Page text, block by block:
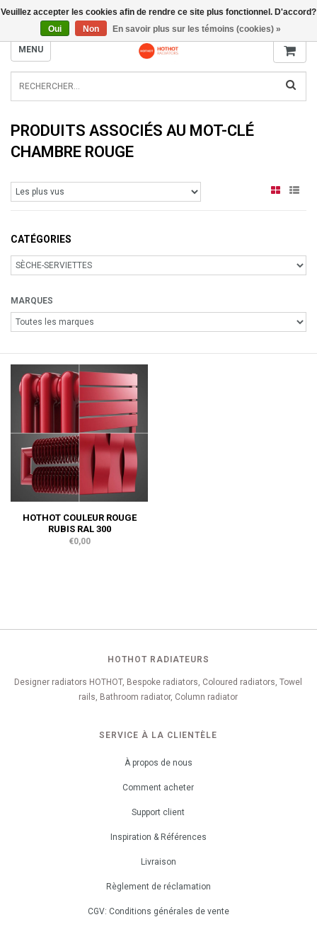
INFO@RADIATORS.SHOP
MENU
PRODUITS ASSOCIÉS AU MOT-CLÉ
CHAMBRE ROUGE
CATÉGORIES
MARQUES
HOTHOT COULEUR ROUGE
RUBIS RAL 300
€0,00
HOTHOT RADIATEURS
Designer radiators HOTHOT, Bespoke radiators, Coloured radiators, Towel
rails, Bathroom radiator, Column radiator
SERVICE À LA CLIENTÈLE
À propos de nous
Comment acheter
Support client
Inspiration & Références
Livraison
Règlement de réclamation
CGV: Conditions générales de vente
Veuillez accepter les cookies afin de rendre ce site plus fonctionnel. D'accord?
Oui
Non En savoir plus sur les témoins (cookies) »